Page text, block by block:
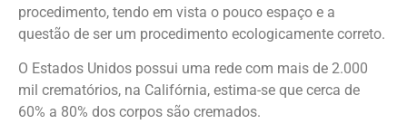
procedimento, tendo em vista o pouco espaço e a
questão de ser um procedimento ecologicamente correto.
O Estados Unidos possui uma rede com mais de 2.000
mil crematórios, na Califórnia, estima-se que cerca de
60% a 80% dos corpos são cremados.